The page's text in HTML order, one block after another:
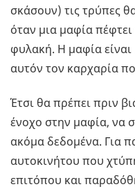
σκάσουν) τις τρύπες
όταν μια μαφία
φυλακή. Η μαφία
αυτόν τον καρχαρία
Έτσι θα πρέπει πριν
ένοχο στην μαφία, να
ακόμα δεδομένα. Για
αυτοκινήτου που
επιτόπου και